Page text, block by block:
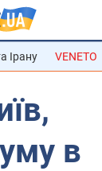
Ірану VENETO
в